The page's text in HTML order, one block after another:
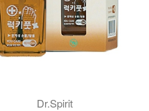
Dr.Spirit